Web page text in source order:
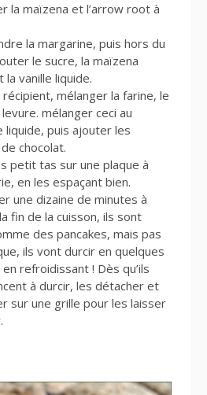
la maïzena et l’arrow root à
la margarine, puis hors du
le sucre, la maïzena
la vanille liquide.
récipient, mélanger la farine, le
mélanger ceci au
liquide, puis ajouter les
chocolat.
petit tas sur une plaque à
en les espaçant bien.
une dizaine de minutes à
fin de la cuisson, ils sont
des pancakes, mais pas
ils vont durcir en quelques
refroidissant ! Dès qu’ils
à durcir, les détacher et
sur une grille pour les laisser